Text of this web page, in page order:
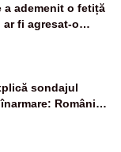
a ademenit o fetiță
ar fi agresat-o
la Cugir
sondajul
Românii
și un echilibru